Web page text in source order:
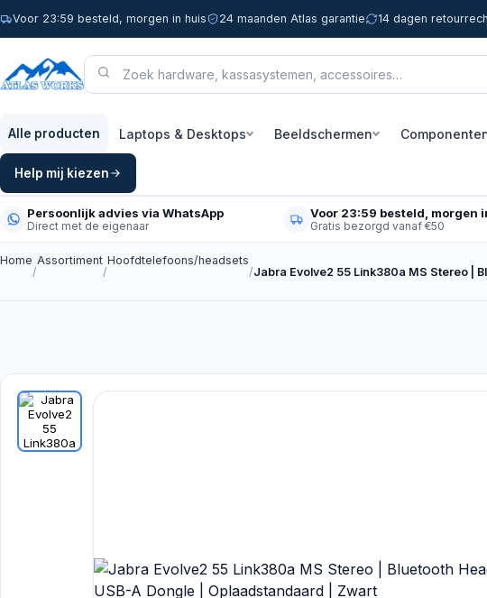
Voor 23:59 besteld, morgen in huis 24 maanden Atlas garantie 14 dagen
Alle producten Laptops & Desktops Beeldschermen
Help mij kiezen
Persoonlijk advies via WhatsApp
Direct met de eigenaar
Voor 23:59 besteld, morgen
Gratis bezorgd vanaf €50
Home
/
Assortiment
/
Hoofdtelefoons/headsets
/Jabra Evolve2 55 Link380a MS Stereo |